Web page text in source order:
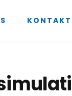
KONTAKT